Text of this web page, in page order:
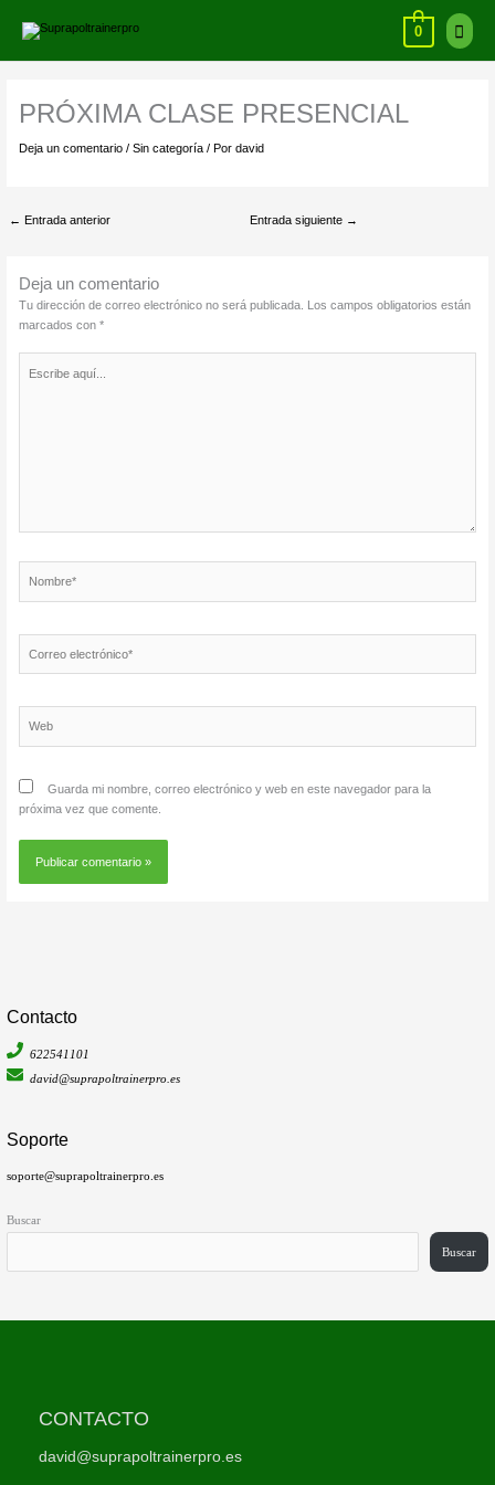
Menú
0
Contacto
622541101
david@suprapoltrainerpro.es
Soporte
soporte@suprapoltrainerpro.es
Buscar
Buscar
PRÓXIMA CLASE PRESENCIAL
Deja un comentario / Sin categoría/ Por david
← Entrada anterior Entrada siguiente →
Deja un comentario
Tu dirección de correo electrónico no será publicada. Los campos obligatorios están
marcados con *
aquí...
electrónico*
Guarda mi nombre, correo electrónico y web en este navegador para la
próxima vez que comente.
CONTACTO
david@suprapoltrainerpro.es